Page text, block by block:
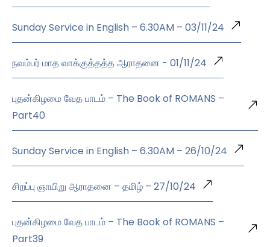
Sunday Service in English – 6.30AM – 03/11/24
நவம்பர் மாத வாக்குத்தத்த ஆராதனை - 01/11/24
புதன்கிழமை வேத பாடம் – The Book of ROMANS –
Part40
Sunday Service in English – 6.30AM – 26/10/24
சிறப்பு ஞாயிறு ஆராதனை – தமிழ் – 27/10/24
புதன்கிழமை வேத பாடம் – The Book of ROMANS –
Part39